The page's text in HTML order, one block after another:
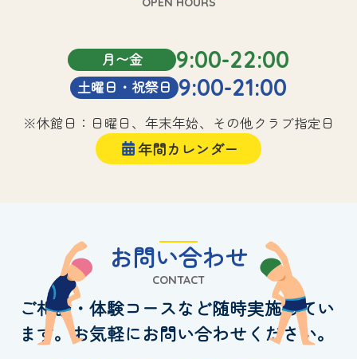
月〜金 9:00-22:00
土曜日・祝祭日 9:00-21:00
※休館日：日曜日、年末年始、その他クラブ指定日
年間カレンダー
お問い合わせ
CONTACT
ご相談・体験コースなど随時実施してい
ます。お気軽にお問い合わせください。